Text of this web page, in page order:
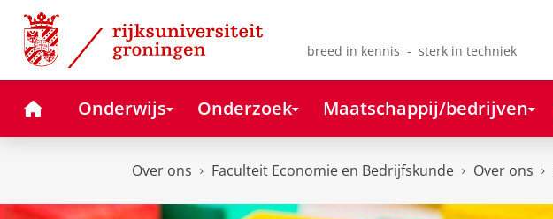
Skip
Content
Skip
Navigation
breed in kennis - sterk in techniek
HomeOnderwijs Onderzoek Maatschappij/bedrijven
Over ons Faculteit Economie en Bedrijfskunde Over ons